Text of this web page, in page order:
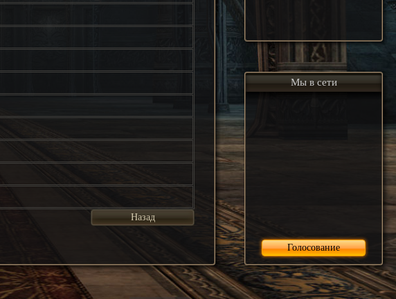
Назад
Мы в сети
Голосование